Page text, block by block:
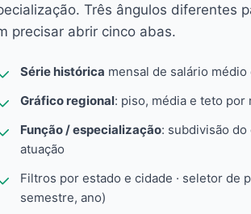
Três ângulos diferentes
precisar abrir cinco abas.
Série histórica mensal de salário médio
Gráfico regional: piso, média e teto por
Função / especialização: subdivisão
atuação
Filtros por estado e cidade · seletor de
semestre, ano)